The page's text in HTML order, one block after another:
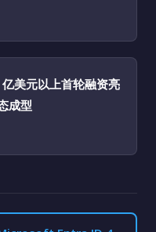
美元以上首轮融资亮
成型